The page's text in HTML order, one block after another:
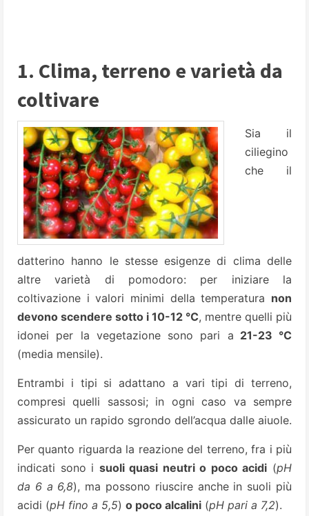
1. Clima, terreno e varietà da
coltivare
Sia il
ciliegino
che il
datterino hanno le stesse esigenze di clima delle
altre varietà di pomodoro: per iniziare la
coltivazione i valori minimi della temperatura non
devono scendere sotto i 10-12 °C, mentre quelli più
idonei per la vegetazione sono pari a 21-23 °C
(media mensile).
Entrambi i tipi si adattano a vari tipi di terreno,
compresi quelli sassosi; in ogni caso va sempre
assicurato un rapido sgrondo dell’acqua dalle aiuole.
Per quanto riguarda la reazione del terreno, fra i più
indicati sono i suoli quasi neutri o poco acidi (pH
da 6 a 6,8), ma possono riuscire anche in suoli più
acidi (pH fino a 5,5) o poco alcalini (pH pari a 7,2).